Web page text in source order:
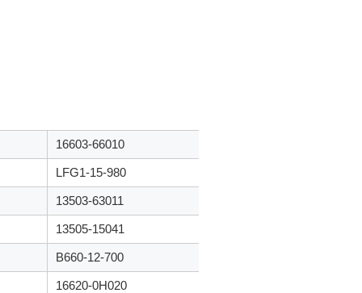
16603-66010
LFG1-15-980
13503-63011
13505-15041
B660-12-700
16620-0H020